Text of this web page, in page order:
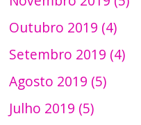
Outubro 2019 (4)
Setembro 2019 (4)
Agosto 2019 (5)
Julho 2019 (5)